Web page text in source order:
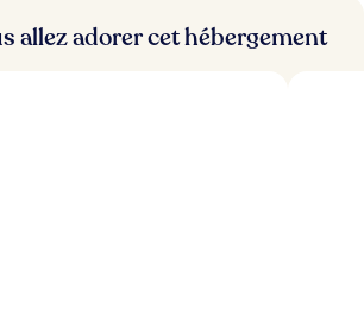
allez adorer cet hébergement